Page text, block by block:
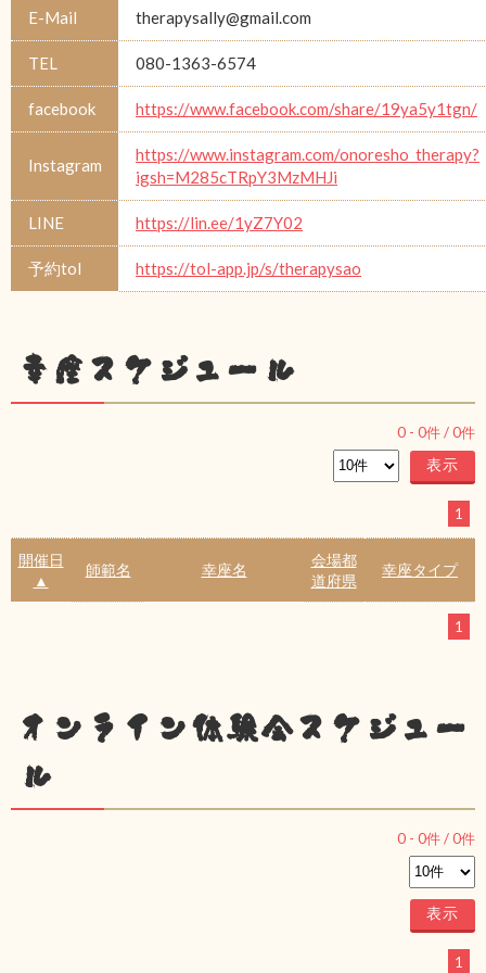
E-Mail therapysally@gmail.com
TEL 080-1363-6574
facebook https://www.facebook.com/share/19ya5y1tgn/
Instagram
https://www.instagram.com/onoresho_therapy?
igsh=M285cTRpY3MzMHJi
LINE https://lin.ee/1yZ7Y02
予約tol https://tol-app.jp/s/therapysao
幸座スケジュール
0 - 0件 /0件
1
開催日
▲
師範名 幸座名
会場都
道府県
幸座タイプ
1
オンライン体験会スケジュー
ル
0 - 0件 /0件
1